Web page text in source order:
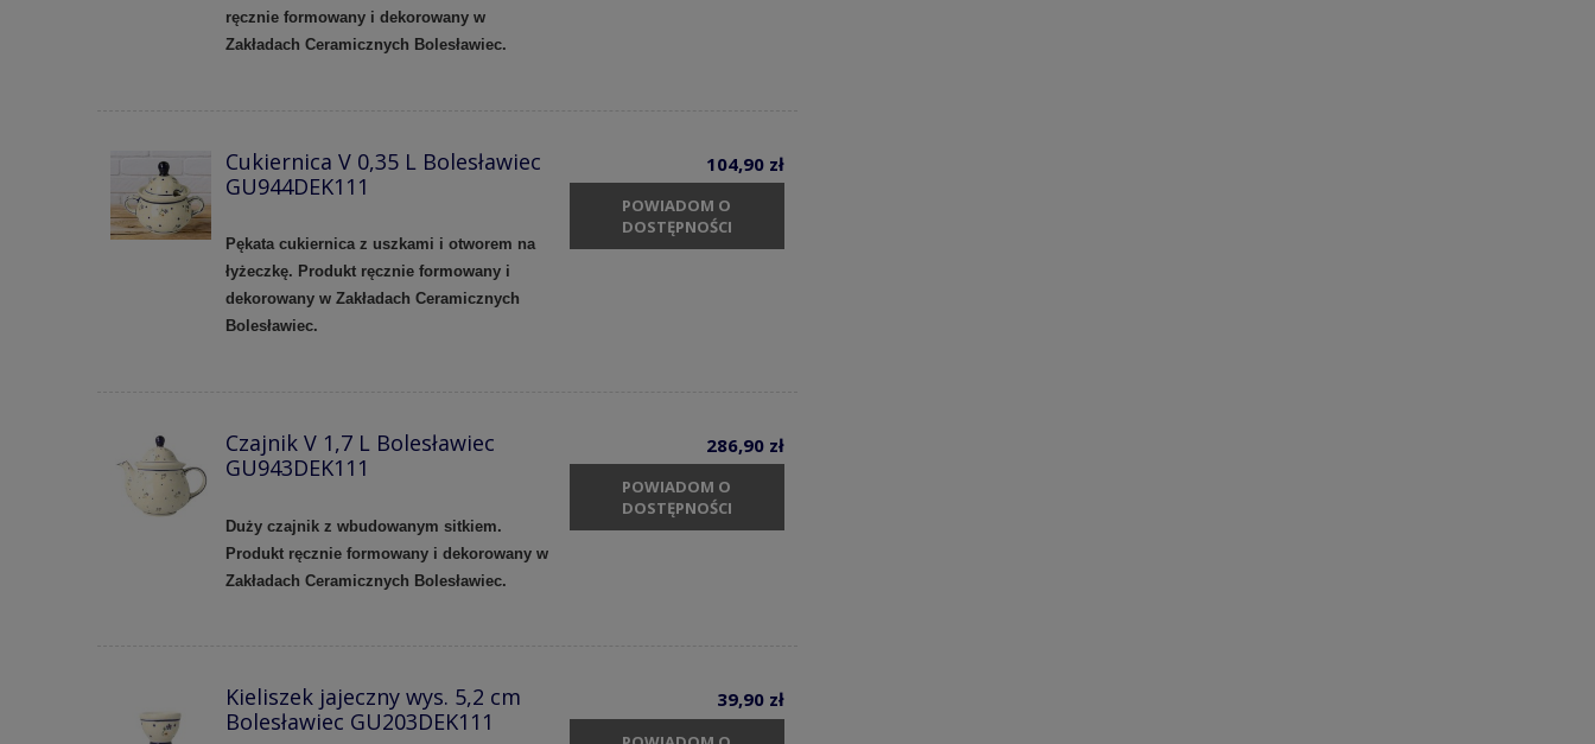
ręcznie formowany i dekorowany w
Zakładach Ceramicznych Bolesławiec.
Cukiernica V 0,35 L Bolesławiec
GU944DEK111
Pękata cukiernica z uszkami i otworem na
łyżeczkę. Produkt ręcznie formowany i
dekorowany w Zakładach Ceramicznych
Bolesławiec.
104,90 zł
POWIADOM O
DOSTĘPNOŚCI
Czajnik V 1,7 L Bolesławiec
GU943DEK111
Duży czajnik z wbudowanym sitkiem.
Produkt ręcznie formowany i dekorowany w
Zakładach Ceramicznych Bolesławiec.
286,90 zł
POWIADOM O
DOSTĘPNOŚCI
Kieliszek jajeczny wys. 5,2 cm
Bolesławiec GU203DEK111
39,90 zł